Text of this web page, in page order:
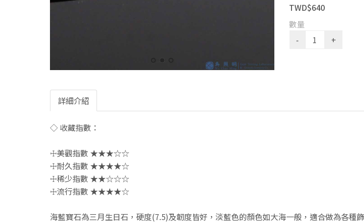
TWD$640
數量
詳細介紹
◇ 收藏指數：
☩美觀指數 ★★★☆☆
☩耐久指數 ★★★★☆
☩稀少指數 ★★☆☆☆
☩流行指數 ★★★★☆
海藍寶石為三月生日石，硬度(7.5)及韌度皆好，淡藍色的顏色如大海一般，適合做為各種